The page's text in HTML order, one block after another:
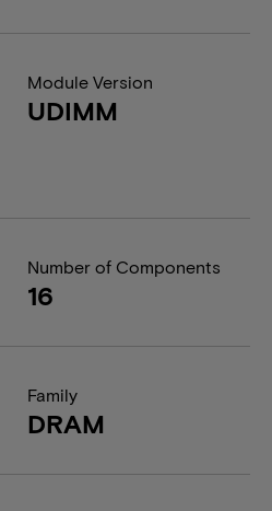
Module Version
UDIMM
Number of Components
16
Family
DRAM